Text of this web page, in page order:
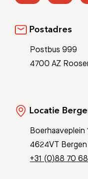
Postadres
Postbus 999
4700 AZ
Locatie
Boerhaaveplein
4624VT
+31 (0)88 70